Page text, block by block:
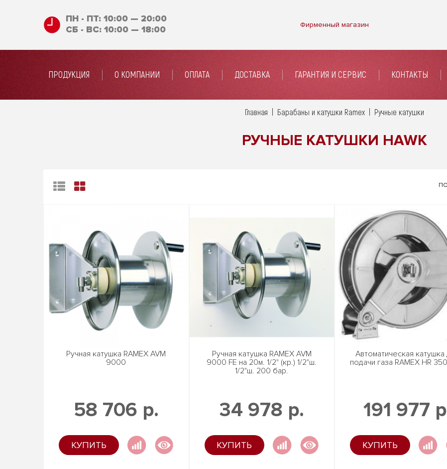
ПН - ПТ: 10:00 — 20:00
СБ - ВС: 10:00 — 18:00
Фирменный магазин
ПРОДУКЦИЯ О КОМПАНИИ ОПЛАТА ДОСТАВКА ГАРАНТИЯ И СЕРВИС КОНТАКТЫ
Главная Барабаны и катушки Ramex Ручные катушки
РУЧНЫЕ КАТУШКИ HAWK
Ручная катушка RAMEX AVM
9000
58 706 р.
КУПИТЬ
Ручная катушка RAMEX AVM
9000 FE на 20м. 1/2" (кр.) 1/2"ш.
1/2"ш. 200 бар.
34 978 р.
КУПИТЬ
Автоматическая катушка
подачи газа RAMEX HR
191 977
КУПИТЬ